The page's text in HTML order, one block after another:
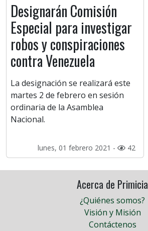
Designarán Comisión
Especial para investigar
robos y conspiraciones
contra Venezuela
La designación se realizará este
martes 2 de febrero en sesión
ordinaria de la Asamblea
Nacional.
lunes, 01 febrero 2021 - 42
Acerca de Primicia
¿Quiénes somos?
Visión y Misión
Contáctenos